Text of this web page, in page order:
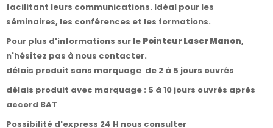
facilitant leurs communications. Idéal pour les
séminaires, les conférences et les formations.
Pour plus d'informations sur le Pointeur Laser Manon,
n'hésitez pas à nous contacter.
délais produit sans marquage de 2 à 5 jours ouvrés
délais produit avec marquage : 5 à 10 jours ouvrés après
accord BAT
Possibilité d'express 24 H nous consulter